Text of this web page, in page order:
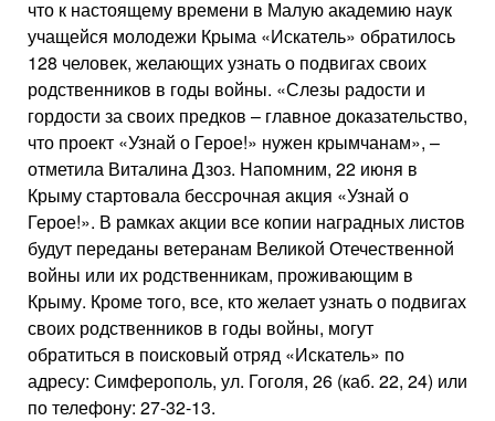
что к настоящему времени в Малую академию наук
учащейся молодежи Крыма «Искатель» обратилось
128 человек, желающих узнать о подвигах своих
родственников в годы войны. «Слезы радости и
гордости за своих предков – главное доказательство,
что проект «Узнай о Герое!» нужен крымчанам», –
отметила Виталина Дзоз. Напомним, 22 июня в
Крыму стартовала бессрочная акция «Узнай о
Герое!». В рамках акции все копии наградных листов
будут переданы ветеранам Великой Отечественной
войны или их родственникам, проживающим в
Крыму. Кроме того, все, кто желает узнать о подвигах
своих родственников в годы войны, могут
обратиться в поисковый отряд «Искатель» по
адресу: Симферополь, ул. Гоголя, 26 (каб. 22, 24) или
по телефону: 27-32-13.